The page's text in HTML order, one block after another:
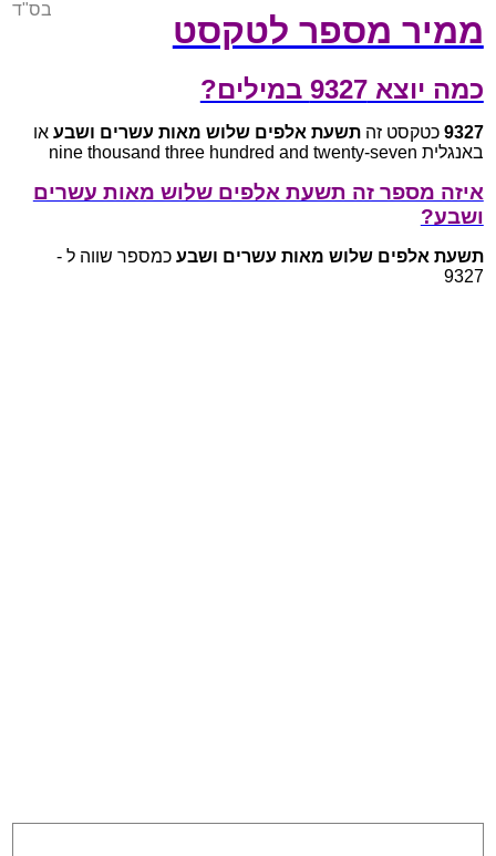
ממיר מספר לטקסט
בס"ד
כמה יוצא 9327 במילים?
9327 כטקסט זהתשעת אלפים שלוש מאות עשרים ושבע או
באנגלית nine thousand three hundred and twenty-seven
איזה מספר זה תשעת אלפים שלוש מאות עשרים
ושבע?
תשעת אלפים שלוש מאות עשרים ושבע כמספר שווה ל -
9327